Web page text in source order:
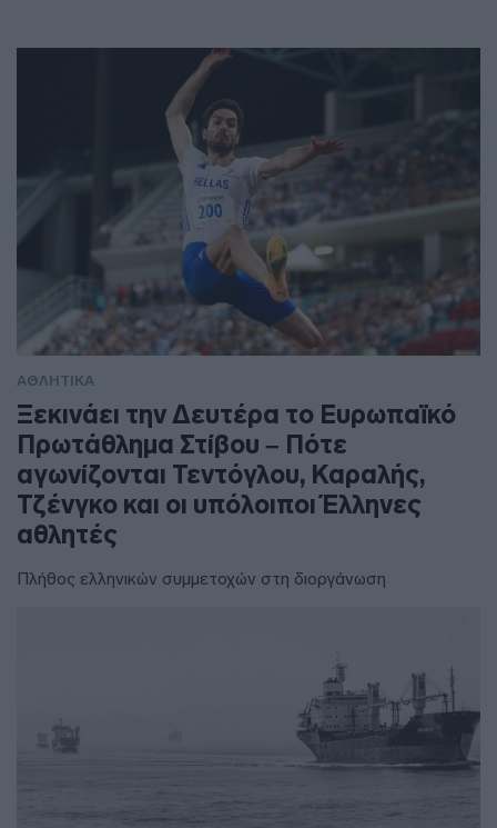
ΑΘΛΗΤΙΚΑ
Ξεκινάει την Δευτέρα το Ευρωπαϊκό
Πρωτάθλημα Στίβου – Πότε
αγωνίζονται Τεντόγλου, Καραλής,
Τζένγκο και οι υπόλοιποι Έλληνες
αθλητές
Πλήθος ελληνικών συμμετοχών στη διοργάνωση